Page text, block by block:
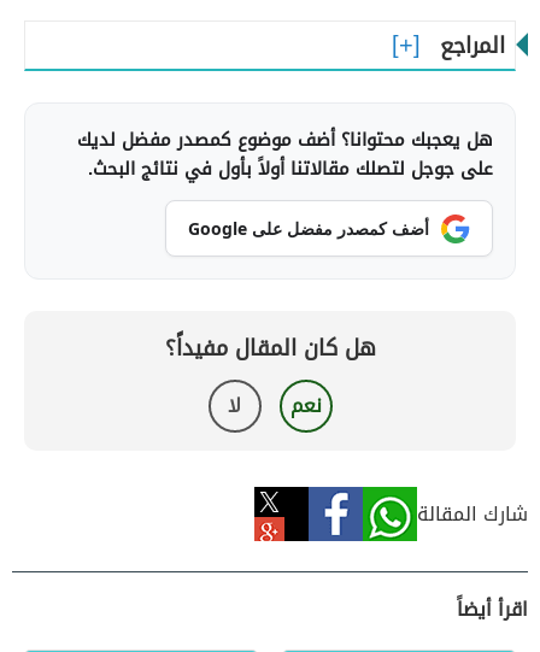
المراجع
هل يعجبك محتوانا؟ أضف موضوع كمصدر مفضل لديك
على جوجل لتصلك مقالاتنا أولاً بأول في نتائج البحث.
أضف كمصدر مفضل على Google
هل كان المقال مفيداً؟
نعم لا
شارك المقالة
اقرأ أيضاً